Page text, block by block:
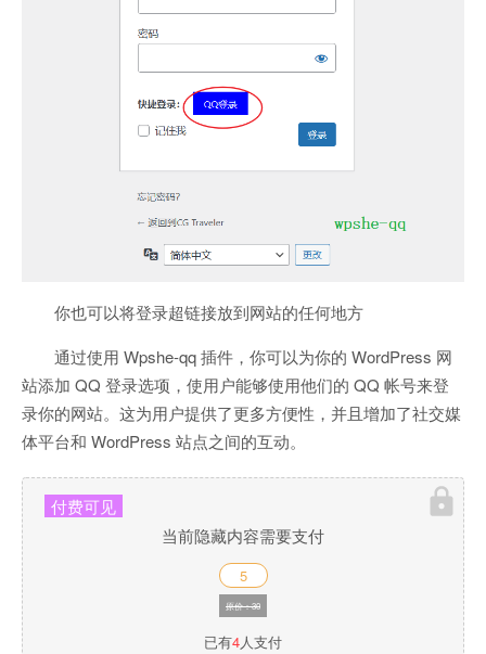
你也可以将登录超链接放到网站的任何地方
通过使用 Wpshe-qq 插件，你可以为你的 WordPress 网
站添加 QQ 登录选项，使用户能够使用他们的 QQ 帐号来登
录你的网站。这为用户提供了更多方便性，并且增加了社交媒
体平台和 WordPress 站点之间的互动。
付费可见
当前隐藏内容需要支付
5
原价：30
已有4人支付